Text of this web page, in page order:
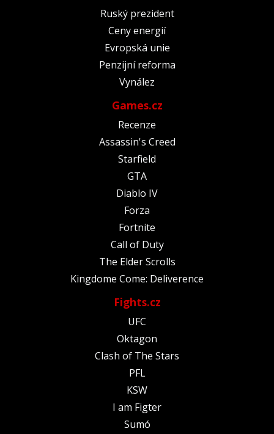
Ruský prezident
Ceny energií
Evropská unie
Penzijní reforma
Vynález
Games.cz
Recenze
Assassin's Creed
Starfield
GTA
Diablo IV
Forza
Fortnite
Call of Duty
The Elder Scrolls
Kingdome Come: Deliverence
Fights.cz
UFC
Oktagon
Clash of The Stars
PFL
KSW
I am Figter
Sumó